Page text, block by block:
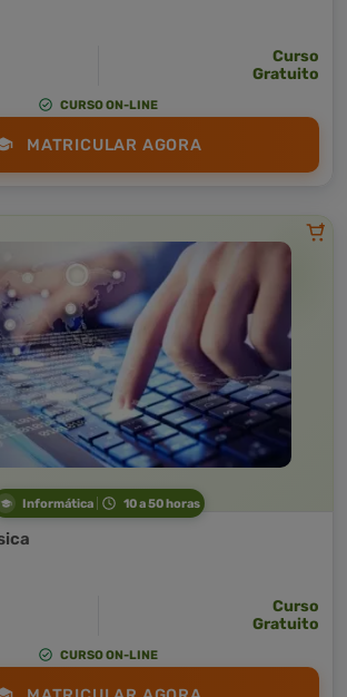
Curso
Gratuito
CURSO ON-LINE
MATRICULAR AGORA
Informática 10 a 50 horas
Curso
Gratuito
CURSO ON-LINE